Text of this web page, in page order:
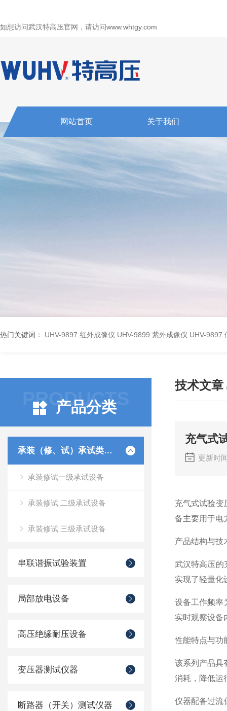
如想访问武汉特高压官网，请访问www.whtgy.com
网站首页 关于我们
热门关键词： UHV-9897 红外成像仪 UHV-9899 紫外成像仪 UHV-9897
PRODUCTS
产品分类
承装（修、试）承试类仪器
承装修试一级承试设备
承装修试 二级承试设备
承装修试 三级承试设备
串联谐振试验装置
局部放电设备
高压绝缘耐压设备
变压器测试仪器
断路器（开关）测试仪器
技术文章
充气式
更新时
充气式试验
备主要用于电
产品结构与技
武汉特高压的
实现了轻量化
设备工作频率
实时观察设备
性能特点与功
该系列产品具
消耗，降低运
仪器配备过流